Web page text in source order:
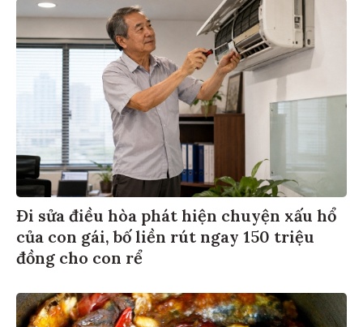
Đi sửa điều hòa phát hiện chuyện xấu hổ
của con gái, bố liền rút ngay 150 triệu
đồng cho con rể